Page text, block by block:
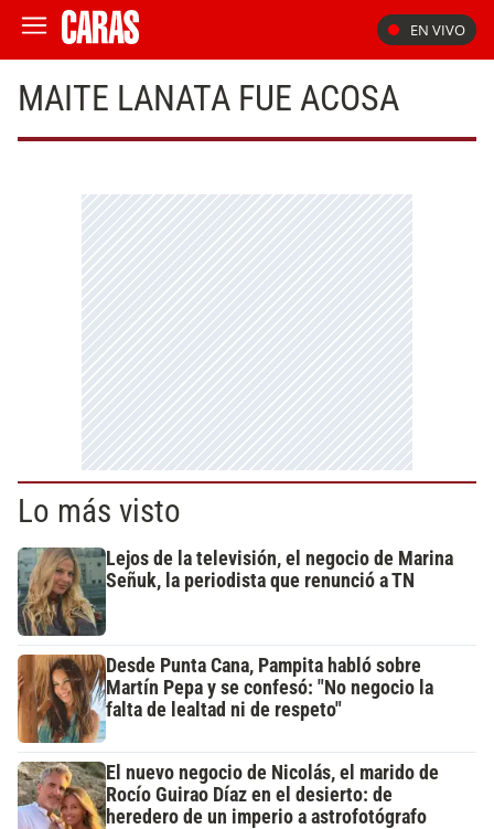
EN VIVO
MAITE LANATA FUE ACOSA
Lo más visto
Lejos de la televisión, el negocio de Marina
Señuk, la periodista que renunció a TN
Desde Punta Cana, Pampita habló sobre
Martín Pepa y se confesó: "No negocio la
falta de lealtad ni de respeto"
El nuevo negocio de Nicolás, el marido de
Rocío Guirao Díaz en el desierto: de
heredero de un imperio a astrofotógrafo